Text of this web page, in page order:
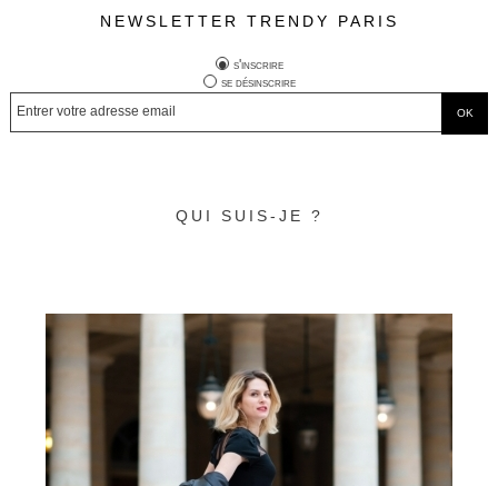
NEWSLETTER TRENDY PARIS
s'inscrire
se désinscrire
QUI SUIS-JE ?